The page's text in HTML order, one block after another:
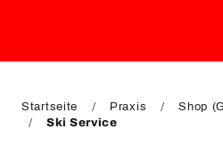
EN
Startseite Praxis
Shop
Ski Service